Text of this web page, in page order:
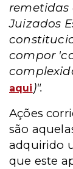
remetidas
Juizados
compor
aqui )".
Ações
são
adquirido
que este